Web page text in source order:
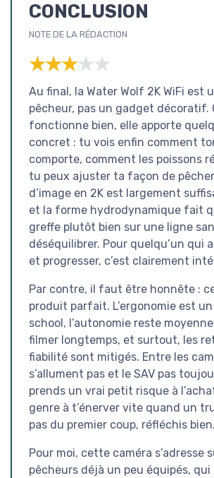
CONCLUSION
NOTE DE LA RÉDACTION
★★★★★
★★★★★
Au final, la Water Wolf 2K WiFi est
pêcheur, pas un gadget décoratif.
fonctionne bien, elle apporte
concret : tu vois enfin comment
comporte, comment les poissons
tu peux ajuster ta façon de
d’image en 2K est largement
et la forme hydrodynamique fait
greffe plutôt bien sur une ligne
déséquilibrer. Pour quelqu’un qui
et progresser, c’est clairement
Par contre, il faut être honnête :
produit parfait. L’ergonomie est un
school, l’autonomie reste
filmer longtemps, et surtout, les
fiabilité sont mitigés. Entre les
s’allument pas et le SAV pas
prends un vrai petit risque à
genre à t’énerver vite quand un
pas du premier coup, réfléchis bien.
Pour moi, cette caméra s’adresse
pêcheurs déjà un peu équipés, qui